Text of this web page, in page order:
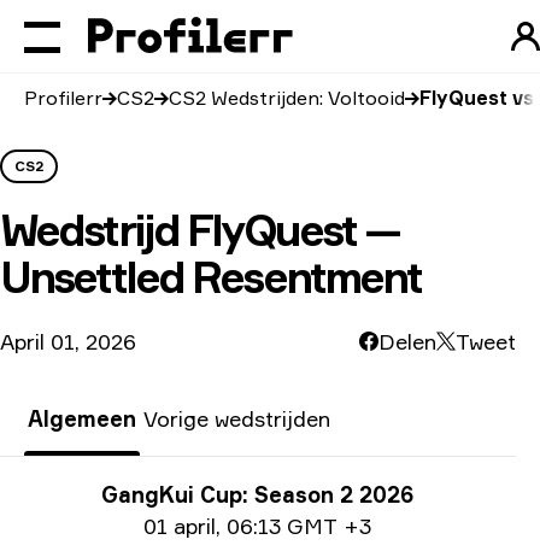
Profilerr CS2 CS2 Wedstrijden: Voltooid FlyQuest
CS2
Wedstrijd FlyQuest —
Unsettled Resentment
April 01, 2026 Delen Tweet
Algemeen Vorige wedstrijden
Toernooi infoGangKui Cup: Season 2 2026
Datum informatie01 april, 06:13 GMT +3